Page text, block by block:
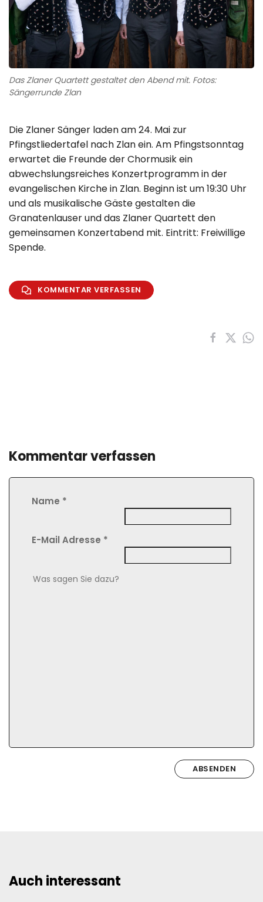
Das Zlaner Quartett gestaltet den Abend mit. Fotos:
Sängerrunde Zlan
Die Zlaner Sänger laden am 24. Mai zur
Pfingstliedertafel nach Zlan ein. Am Pfingstsonntag
erwartet die Freunde der Chormusik ein
abwechslungsreiches Konzertprogramm in der
evangelischen Kirche in Zlan. Beginn ist um 19:30 Uhr
und als musikalische Gäste gestalten die
Granatenlauser und das Zlaner Quartett den
gemeinsamen Konzertabend mit. Eintritt: Freiwillige
Spende.
KOMMENTAR VERFASSEN
Kommentar verfassen
Name *
E-Mail Adresse *
Comment Text*
ABSENDEN
Auch interessant